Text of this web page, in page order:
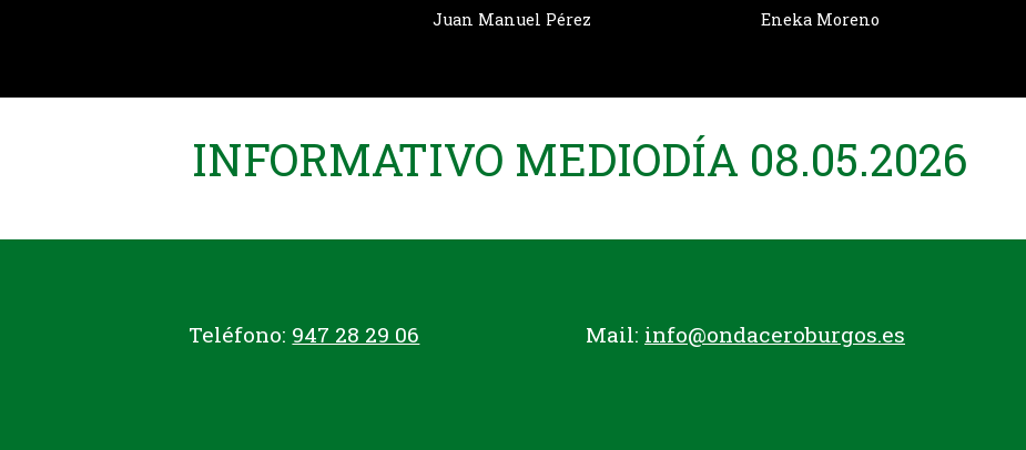
Juan Manuel Pérez Eneka Moreno
INFORMATIVO MEDIODÍA 08.05.2026
Teléfono: 947 28 29 06 Mail: info@ondaceroburgos.es